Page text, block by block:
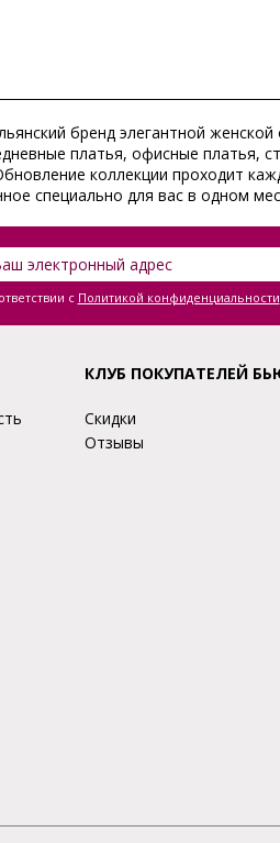
бренд элегантной
платья, офисные платья,
коллекции проходит
специально для вас в одном
с Политикой конфиденциальности
КЛУБ ПОКУПАТЕЛЕЙ
Скидки
Отзывы